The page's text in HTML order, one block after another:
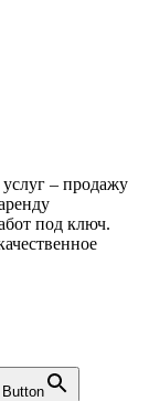
– продажу
под ключ.